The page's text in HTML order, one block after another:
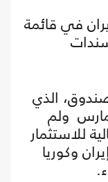
في قائمة
الذي
في 27 آذار/ مارس ولم
للاستثمار
وكوريا